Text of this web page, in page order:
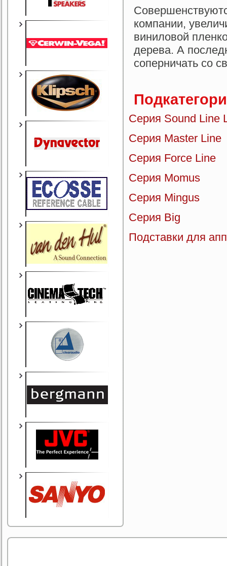
компании,
виниловой
дерева. А
соперничать со
Серия Sound Line
Серия Master Line
Серия Force Line
Серия Momus
Серия Mingus
Серия Big
Подставки для